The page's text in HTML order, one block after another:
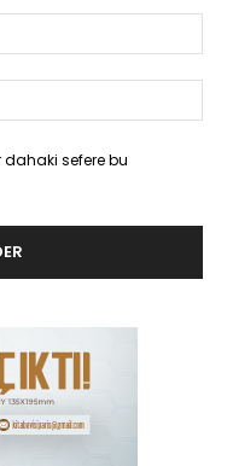
sefere bu